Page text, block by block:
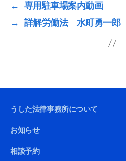
←
専用駐車場案内動画
→
詳解労働法 水町勇一郎
うした法律事務所について
お知らせ
相談予約